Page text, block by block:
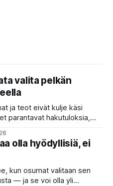
valita pelkän
ja teot eivät kulje käsi
parantavat hakutuloksia,
hoitaisi puolestasi arjen
matkasuunnitelman
Vastassa on
steroideilla.
paljon
olla hyödyllisiä, ei
kun osumat valitaan sen
— ja se voi olla yli